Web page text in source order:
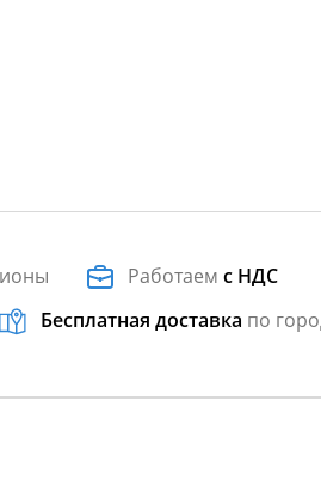
Работаемс НДС
Бесплатная доставка по